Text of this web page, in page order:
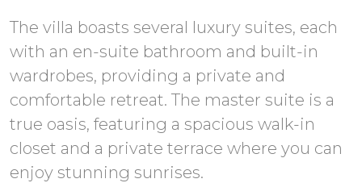
The villa boasts several luxury suites, each
with an en-suite bathroom and built-in
wardrobes, providing a private and
comfortable retreat. The master suite is a
true oasis, featuring a spacious walk-in
closet and a private terrace where you can
enjoy stunning sunrises.